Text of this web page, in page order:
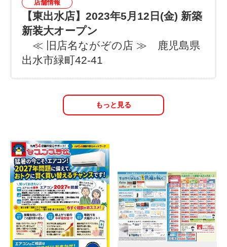
店舗情報
【東出水店】2023年5月12日(金) 新築
新装大オープン
≪ 旧店名ながぞの店 ≫ 鹿児島県
出水市緑町42-41
もっと見る